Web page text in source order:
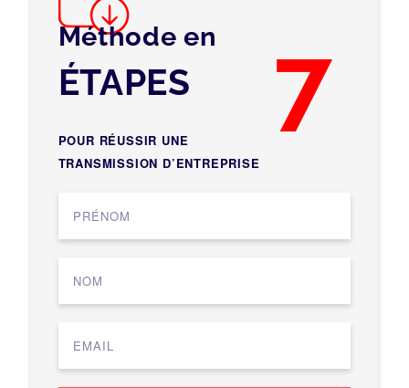
Méthode en 7
ÉTAPES
POUR RÉUSSIR UNE
TRANSMISSION D’ENTREPRISE